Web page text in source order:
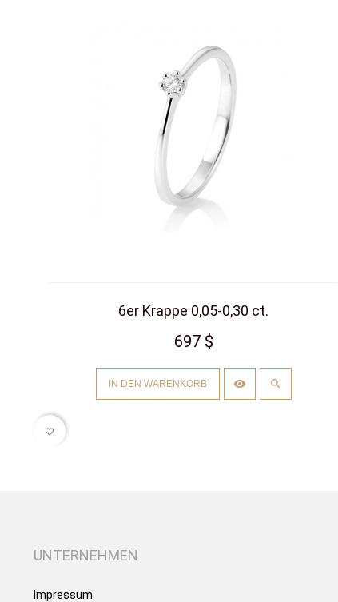
6er Krappe 0,05-0,30 ct.
697 $
IN DEN WARENKORB
favorite_border
UNTERNEHMEN
Impressum